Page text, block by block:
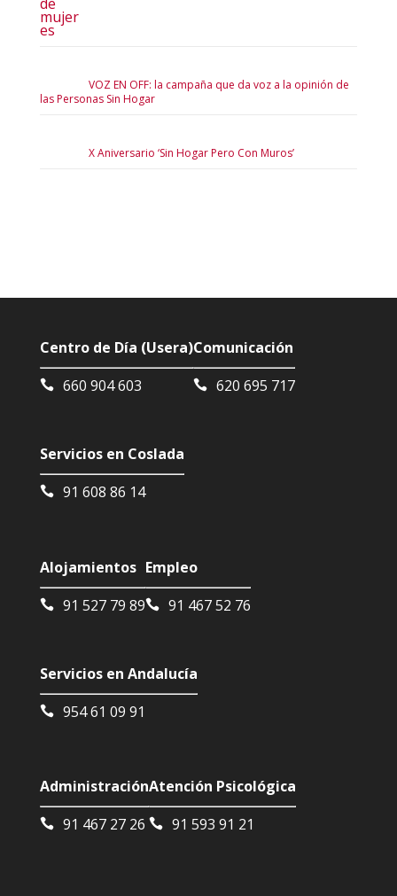
VOZ EN OFF: la campaña que da voz a la opinión de
las Personas Sin Hogar
X Aniversario ‘Sin Hogar Pero Con Muros’
Centro de Día (Usera)
660 904 603
Comunicación
620 695 717
Servicios en Coslada
91 608 86 14
Alojamientos
91 527 79 89
Empleo
91 467 52 76
Servicios en Andalucía
954 61 09 91
Administración
91 467 27 26
Atención Psicológica
91 593 91 21